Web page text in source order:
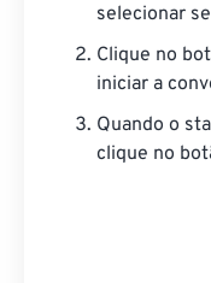
selecionar
Clique no
iniciar a
Quando o
clique no